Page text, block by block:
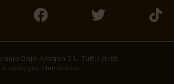
a
trovarci
su
a
trovarci
a
Bajo Aragón S.L. Tutti i diritti
sviluppo: Numéricco